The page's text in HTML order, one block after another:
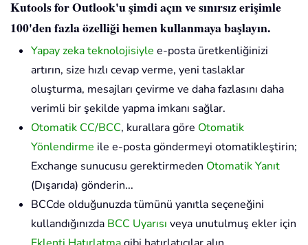
Kutools for Outlook'u şimdi açın ve sınırsız erişimle
100'den fazla özelliği hemen kullanmaya başlayın.
Yapay zeka teknolojisiyle e-posta üretkenliğinizi
artırın, size hızlı cevap verme, yeni taslaklar
oluşturma, mesajları çevirme ve daha fazlasını daha
verimli bir şekilde yapma imkanı sağlar.
Otomatik CC/BCC, kurallara göre Otomatik
Yönlendirme ile e-posta göndermeyi otomatikleştirin;
Exchange sunucusu gerektirmeden Otomatik Yanıt
(Dışarıda) gönderin...
BCCde olduğunuzda tümünü yanıtla seçeneğini
kullandığınızda BCC Uyarısı veya unutulmuş ekler için